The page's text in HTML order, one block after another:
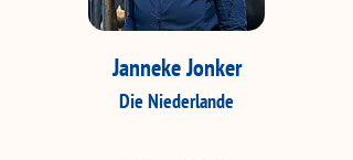
Janneke Jonker
Die Niederlande